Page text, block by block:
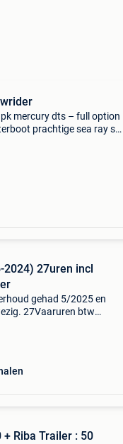
mercury dts – full option
prachtige sea ray spx
2024) 27uren incl
gehad 5/2025 en
27Vaaruren btw
+ Riba Trailer : 50